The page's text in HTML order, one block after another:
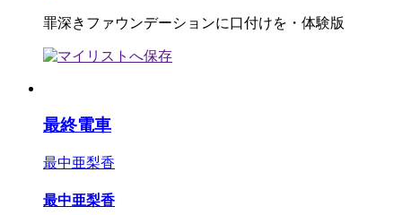
罪深きファウンデーションに口付けを・体験版
最終電車
最中亜梨香
最中亜梨香